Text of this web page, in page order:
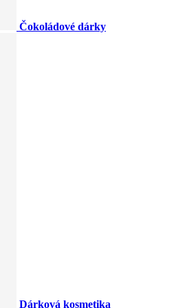
Čokoládové dárky
Dárková kosmetika